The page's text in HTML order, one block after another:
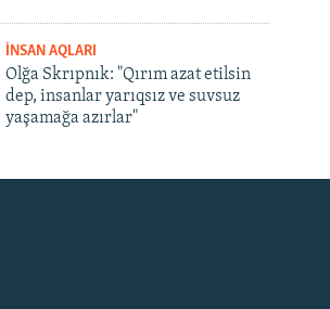
İNSAN AQLARI
Olğa Skrıpnık: "Qırım azat etilsin
dep, insanlar yarıqsız ve suvsuz
yaşamağa azırlar"